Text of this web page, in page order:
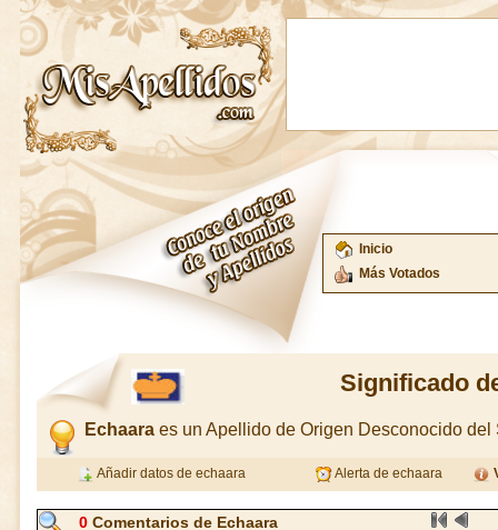
Inicio
Más Votados
Significado
Echaara es un Apellido de Origen Desconocido del
Añadir datos de echaara Alerta de echaara
0 Comentarios de Echaara